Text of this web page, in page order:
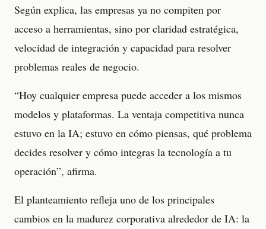
Según explica, las empresas ya no compiten por
acceso a herramientas, sino por claridad estratégica,
velocidad de integración y capacidad para resolver
problemas reales de negocio.
“Hoy cualquier empresa puede acceder a los mismos
modelos y plataformas. La ventaja competitiva nunca
estuvo en la IA; estuvo en cómo piensas, qué problema
decides resolver y cómo integras la tecnología a tu
operación”, afirma.
El planteamiento refleja uno de los principales
cambios en la madurez corporativa alrededor de IA: la